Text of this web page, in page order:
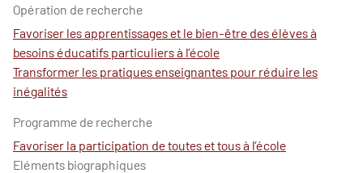
Opération de recherche
Favoriser les apprentissages et le bien-être des élèves à
besoins éducatifs particuliers à l’école
Transformer les pratiques enseignantes pour réduire les
inégalités
Programme de recherche
Favoriser la participation de toutes et tous à l’école
Eléments biographiques